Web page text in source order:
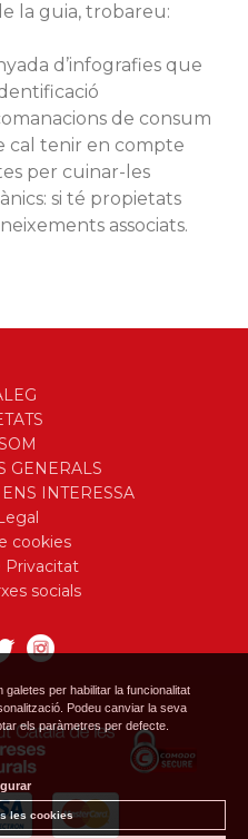
la guia, trobareu:
d’infografies que
de consum
cal tenir en compte
per cuinar-les
si té propietats
associats.
GENERALS
INTERESSA
cookies
Privacitat
socials
per habilitar la funcionalitat
Podeu canviar la seva
els paràmetres per defecte.
les cookies